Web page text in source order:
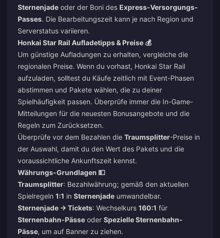
Sternenjade oder der Boni des Express-Versorgungs-
Passes. Die Bearbeitungszeit kann je nach Region und
Serverstatus variieren.
Honkai Star Rail Aufladetipps & Preise 💰
Um günstige Aufladungen zu erhalten, vergleiche die
regionalen Preise. Wenn du vorhast, Honkai Star Rail
aufzuladen, solltest du Käufe zeitlich mit Event-Phasen
abstimmen und Pakete wählen, die zu deiner
Spielhäufigkeit passen. Überprüfe immer die In-Game-
Mitteilungen für die neuesten Bonusangebote und die
Regeln zum Zurücksetzen.
Überprüfe vor dem Bezahlen die Traumsplitter-Preise in
der Auswahl, damit du den Wert des Pakets und die
voraussichtliche Ankunftszeit kennst.
Währungs-Grundlagen 💵
Traumsplitter: Bezahlwährung; gemäß den aktuellen
Spielregeln 1:1 in Sternenjade umwandelbar.
Sternenjade → Tickets: Wechselkurs 160:1 für
Sternenbahn-Pässe oder Spezielle Sternenbahn-
Pässe, um auf Banner zu ziehen.